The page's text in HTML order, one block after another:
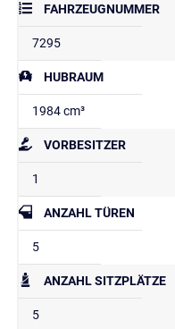
FAHRZEUGNUMMER
7295
HUBRAUM
1984 cm³
VORBESITZER
1
ANZAHL TÜREN
5
ANZAHL SITZPLÄTZE
5